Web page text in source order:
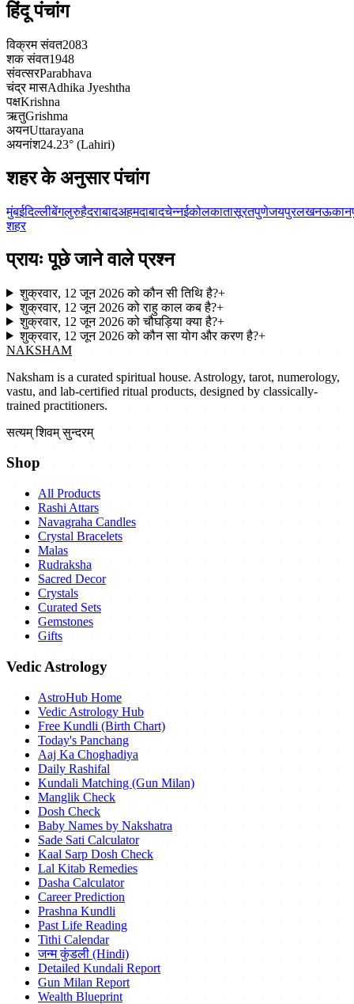
हिंदू पंचांग
विक्रम संवत2083
शक संवत1948
संवत्सरParabhava
चंद्र मासAdhika Jyeshtha
पक्षKrishna
ऋतुGrishma
अयनUttarayana
अयनांश24.23° (Lahiri)
शहर के अनुसार पंचांग
मुंबईदिल्लीबेंगलुरुहैदराबादअहमदाबादचेन्नईकोलकातासूरतपुणेजयपुरलखनऊ
शहर
प्रायः पूछे जाने वाले प्रश्न
शुक्रवार, 12 जून 2026 को कौन सी तिथि है?+
शुक्रवार, 12 जून 2026 को राहु काल कब है?+
शुक्रवार, 12 जून 2026 को चौघड़िया क्या है?+
शुक्रवार, 12 जून 2026 को कौन सा योग और करण है?+
NAKSHAM
Naksham is a curated spiritual house. Astrology, tarot, numerology,
vastu, and lab-certified ritual products, designed by classically-
trained practitioners.
सत्यम् शिवम् सुन्दरम्
Shop
All Products
Rashi Attars
Navagraha Candles
Crystal Bracelets
Malas
Rudraksha
Sacred Decor
Crystals
Curated Sets
Gemstones
Gifts
Vedic Astrology
AstroHub Home
Vedic Astrology Hub
Free Kundli (Birth Chart)
Today's Panchang
Aaj Ka Choghadiya
Daily Rashifal
Kundali Matching (Gun Milan)
Manglik Check
Dosh Check
Baby Names by Nakshatra
Sade Sati Calculator
Kaal Sarp Dosh Check
Lal Kitab Remedies
Dasha Calculator
Career Prediction
Prashna Kundli
Past Life Reading
Tithi Calendar
जन्म कुंडली (Hindi)
Detailed Kundali Report
Gun Milan Report
Wealth Blueprint